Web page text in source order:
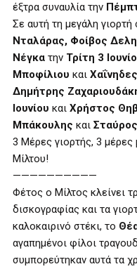
έξτρα συναυλία την
Σε αυτή τη μεγάλη γιορτή
Νταλάρας, Φοίβος
Νέγκα την Τρίτη 3
Μποφίλιου και
Δημήτρης
Ιουνίου και Χρήστος
Μπάκουλης και
3 Μέρες γιορτής, 3 μέρες
Μίλτου!
——————————
Φέτος ο Μίλτος κλείνει
δισκογραφίας και τα
καλοκαιρινό στέκι, το
αγαπημένοι φίλοι
συμπορεύτηκαν αυτά τα